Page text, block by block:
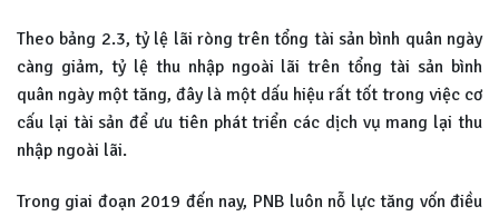
Theo bảng 2.3, tỷ lệ lãi ròng trên tổng tài sản bình quân ngày
càng giảm, tỷ lệ thu nhập ngoài lãi trên tổng tài sản bình
quân ngày một tăng, đây là một dấu hiệu rất tốt trong việc cơ
cấu lại tài sản để ưu tiên phát triển các dịch vụ mang lại thu
nhập ngoài lãi.
Trong giai đoạn 2019 đến nay, PNB luôn nỗ lực tăng vốn điều